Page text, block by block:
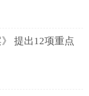
提出12项重点